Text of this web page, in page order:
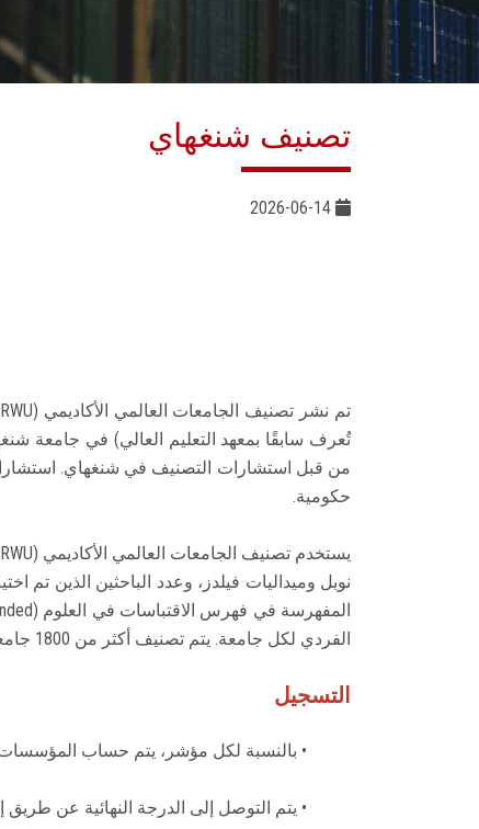
تصنيف شنغهاي
من قبل استشارات التصنيف في شنغهاي. استشارات
حكومية.
الفردي لكل جامعة. يتم تصنيف أكثر من 1800 جامعة سنويًا من قبل ARWU، ويتم نشر أفضل 1000 جامعة في التصنيف.
التسجيل
• بالنسبة لكل مؤشر، يتم حساب
• يتم التوصل إلى الدرجة النهائية عن طريق